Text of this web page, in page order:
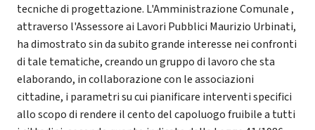
tecniche di progettazione. L'Amministrazione Comunale ,
attraverso l'Assessore ai Lavori Pubblici Maurizio Urbinati,
ha dimostrato sin da subito grande interesse nei confronti
di tale tematiche, creando un gruppo di lavoro che sta
elaborando, in collaborazione con le associazioni
cittadine, i parametri su cui pianificare interventi specifici
allo scopo di rendere il cento del capoluogo fruibile a tutti